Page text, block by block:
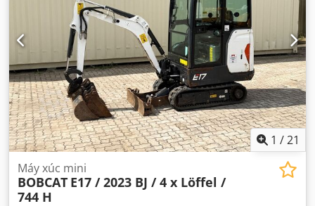
1 /21
Máy xúc mini
BOBCAT E17 / 2023 BJ / 4 x Löffel /
744 H